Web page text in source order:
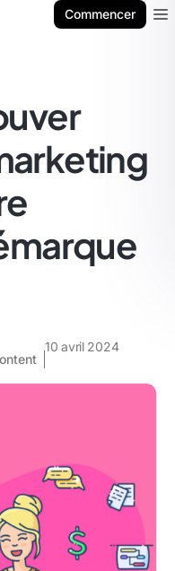
Commencer
10 avril 2024